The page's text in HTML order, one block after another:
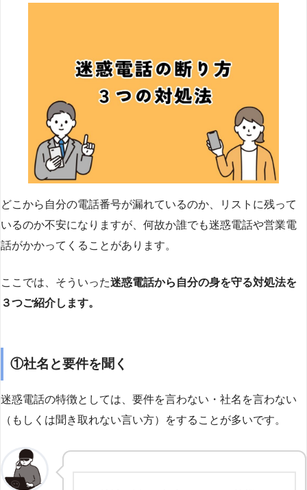
どこから自分の電話番号が漏れているのか、リストに残って
いるのか不安になりますが、何故か誰でも迷惑電話や営業電
話がかかってくることがあります。
ここでは、そういった迷惑電話から自分の身を守る対処法を
３つご紹介します。
①社名と要件を聞く
迷惑電話の特徴としては、要件を言わない・社名を言わない
（もしくは聞き取れない言い方）をすることが多いです。